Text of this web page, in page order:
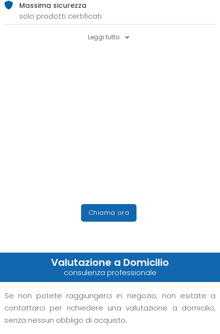
Massima sicurezza
solo prodotti certificati
Leggi tutto
Chiama ora
Valutazione a Domicilio
consulenza professionale
Se non potete raggiungerci in negozio, non esitate a
contattarci per richiedere una valutazione a domicilio,
senza nessun obbligo di acquisto.